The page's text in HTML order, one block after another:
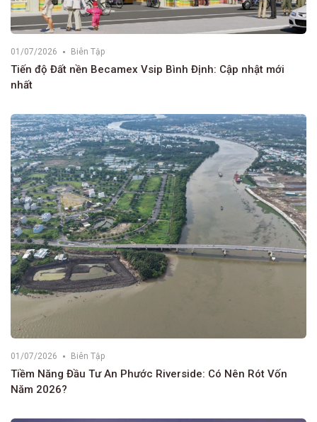
01/07/2026 Biên Tập
Tiến độ Đất nền Becamex Vsip Bình Định: Cập nhật mới
nhất
01/07/2026 Biên Tập
Tiềm Năng Đầu Tư An Phước Riverside: Có Nên Rót Vốn
Năm 2026?